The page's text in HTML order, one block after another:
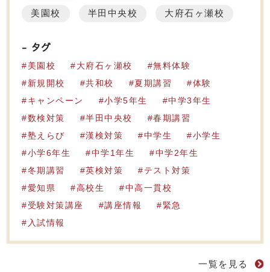
美園校 半田中央校 大府石ヶ瀬校
タグ
美園校 大府石ヶ瀬校
無料体験
新規開校
共和校 夏期講習
体験
キャンペーン
小学5年生
中学3年生
数検対策
半田中央校
春期講習
塾えらび
漢検対策 中学生
小学生
小学6年生
中学1年生
中学2年生
冬期講習
英検対策
テスト対策
愛知県
高校生
中高一貫校
受験対策講座
講座情報
緊急
入試情報
一覧を見る